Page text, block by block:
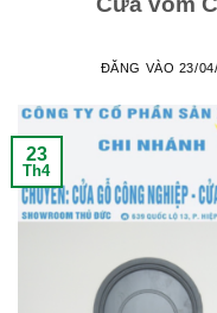
ĐĂNG VÀO 23/
23
Th4